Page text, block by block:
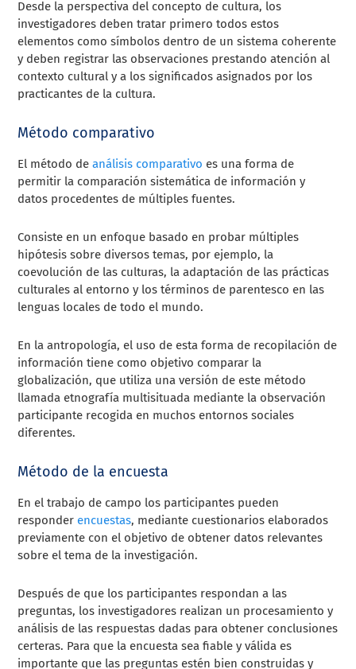
Desde la perspectiva del concepto de cultura, los
investigadores deben tratar primero todos estos
elementos como símbolos dentro de un sistema coherente
y deben registrar las observaciones prestando atención al
contexto cultural y a los significados asignados por los
practicantes de la cultura.
Método comparativo
El método deanálisis comparativo es una forma de
permitir la comparación sistemática de información y
datos procedentes de múltiples fuentes.
Consiste en un enfoque basado en probar múltiples
hipótesis sobre diversos temas, por ejemplo, la
coevolución de las culturas, la adaptación de las prácticas
culturales al entorno y los términos de parentesco en las
lenguas locales de todo el mundo.
En la antropología, el uso de esta forma de recopilación de
información tiene como objetivo comparar la
globalización, que utiliza una versión de este método
llamada etnografía multisituada mediante la observación
participante recogida en muchos entornos sociales
diferentes.
Método de la encuesta
En el trabajo de campo los participantes pueden
responder encuestas, mediante cuestionarios elaborados
previamente con el objetivo de obtener datos relevantes
sobre el tema de la investigación.
Después de que los participantes respondan a las
preguntas, los investigadores realizan un procesamiento y
análisis de las respuestas dadas para obtener conclusiones
certeras. Para que la encuesta sea fiable y válida es
importante que las preguntas estén bien construidas y